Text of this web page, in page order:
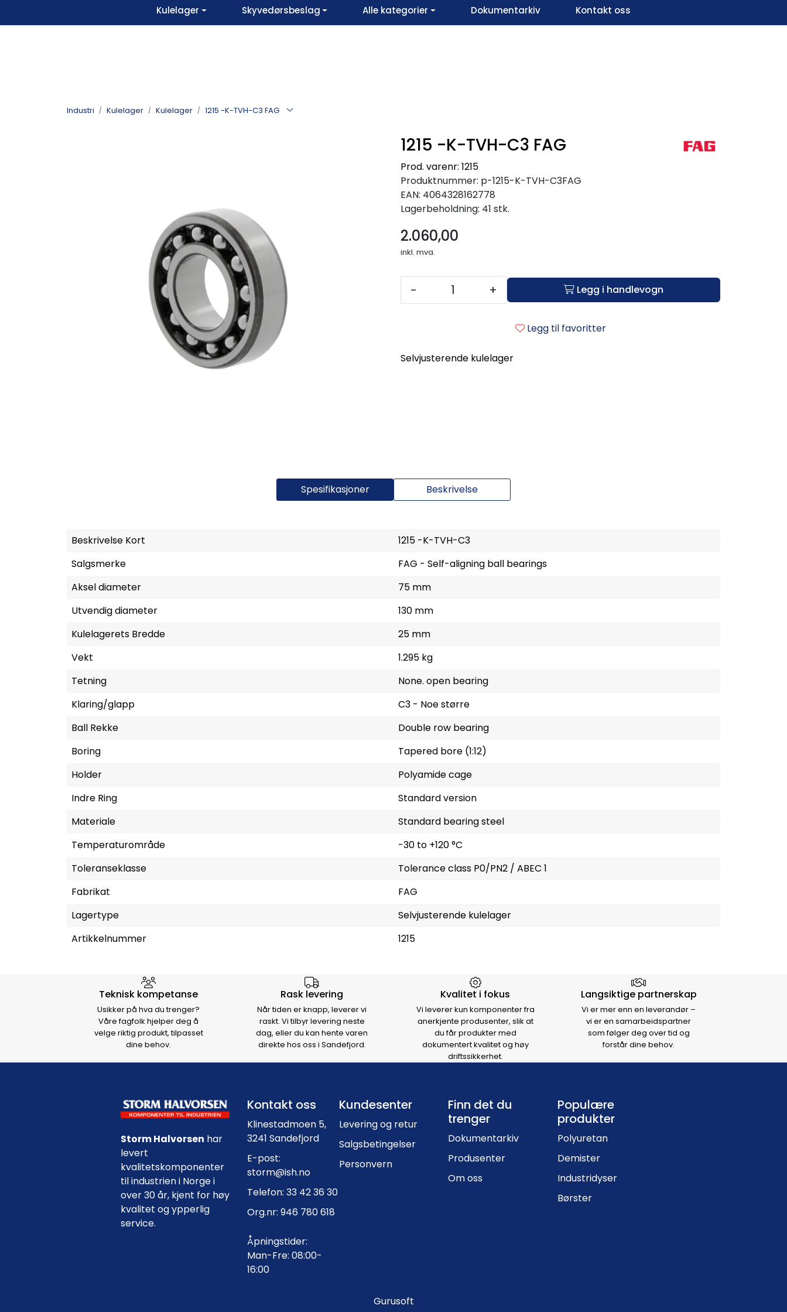
Infosenter
Kulelager Skyvedørsbeslag Alle kategorier Dokumentarkiv Kontakt oss
Industri Kulelager Kulelager 1215 -K-TVH-C3 FAG
1215 -K-TVH-C3 FAG
Prod. varenr: 1215
Produktnummer: p-1215-K-TVH-C3FAG
EAN: 4064328162778
Lagerbeholdning: 41 stk.
2.060,00
inkl. mva.
- + Legg i handlevogn
Legg til favoritter
Selvjusterende kulelager
Spesifikasjoner Beskrivelse
Beskrivelse Kort
1215 -K-TVH-C3
Salgsmerke
FAG - Self-aligning ball bearings
Aksel diameter
75 mm
Utvendig diameter
130 mm
Kulelagerets Bredde
25 mm
Vekt
1.295 kg
Tetning
None. open bearing
Klaring/glapp
C3 - Noe større
Ball Rekke
Double row bearing
Boring
Tapered bore (1:12)
Holder
Polyamide cage
Indre Ring
Standard version
Materiale
Standard bearing steel
Temperaturområde
-30 to +120 °C
Toleranseklasse
Tolerance class P0/PN2 / ABEC 1
Fabrikat
FAG
Lagertype
Selvjusterende kulelager
Artikkelnummer
1215
Hvorfor velge Storm Halvorsen
Teknisk kompetanse
Usikker på hva du trenger?
Våre fagfolk hjelper deg å
velge riktig produkt, tilpasset
dine behov.
Rask levering
Når tiden er knapp, leverer vi
raskt. Vi tilbyr levering neste
dag, eller du kan hente varen
direkte hos oss i Sandefjord.
Kvalitet i fokus
Vi leverer kun komponenter fra
anerkjente produsenter, slik at
du får produkter med
dokumentert kvalitet og høy
driftssikkerhet.
Langsiktige partnerskap
Vi er mer enn en leverandør –
vi er en samarbeidspartner
som følger deg over tid og
forstår dine behov.
Footer navigation
Storm Halvorsen har
levert
kvalitetskomponenter
til industrien i Norge i
over 30 år, kjent for høy
kvalitet og ypperlig
service.
Kontakt oss
Klinestadmoen 5,
3241 Sandefjord
E-post:
storm@ish.no
Telefon: 33 42 36 30
Org.nr: 946 780 618
Åpningstider:
Man-Fre: 08:00-
16:00
Kundesenter
Levering og retur
Salgsbetingelser
Personvern
Finn det du
trenger
Dokumentarkiv
Produsenter
Om oss
Populære
produkter
Polyuretan
Demister
Industridyser
Børster
Gurusoft